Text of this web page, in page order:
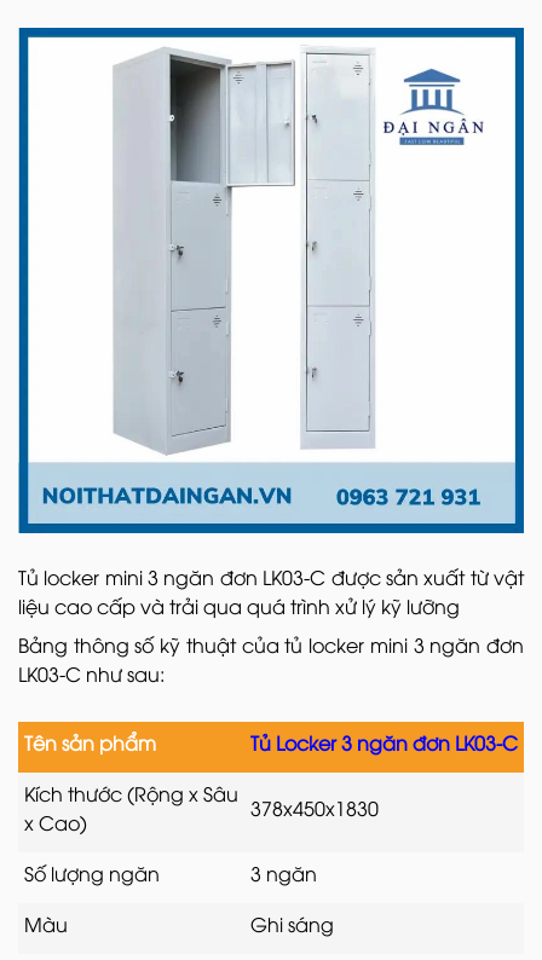
Tủ locker mini 3 ngăn đơn LK03-C được sản xuất từ vật
liệu cao cấp và trải qua quá trình xử lý kỹ lưỡng
Bảng thông số kỹ thuật của tủ locker mini 3 ngăn đơn
LK03-C như sau:
Tên sản phẩm
Tủ Locker 3 ngăn đơn LK03-C
Kích thước (Rộng x Sâu
x Cao)
378x450x1830
Số lượng ngăn
3 ngăn
Màu
Ghi sáng